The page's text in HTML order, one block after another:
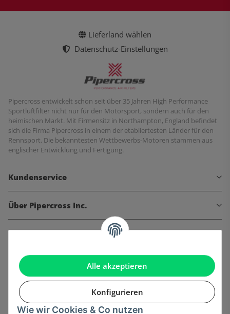
Alle akzeptieren
Konfigurieren
Wie wir Cookies & Co nutzen
Lieferland wählen
Datenschutz-Einstellungen
Pipercross entwickelt schon seit über 35 Jahren High Performance
Sportluftfilter nicht nur für den Motorsport, sondern auch für den
heimischen Markt. Mit Firmensitz in Northampton, England befindet
sich die Firma Pipercross in einem der etabliertesten Länder für den
Rennsport. Die bekanntesten Wettbewerbs-Motoren stammen aus
englischer Entwicklung und Fertigung.
Kundenservice
Über Pipercross Inc.
Informationen
Gesetzliche Informationen